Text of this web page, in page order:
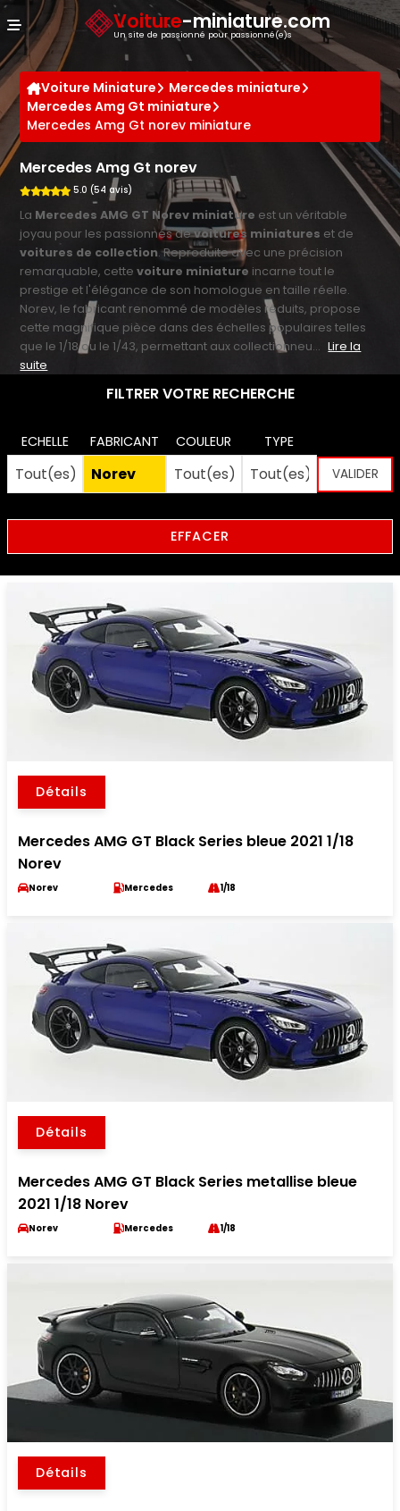
Voiture-miniature.com
Un site de passionné pour passionné(e)s
Voiture Miniature
Mercedes miniature
Mercedes Amg Gt miniature
Mercedes Amg Gt norev miniature
Mercedes Amg Gt norev
5.0 (54 avis)
La Mercedes AMG GT Norev miniature est un véritable
joyau pour les passionnés devoitures miniatures et de
voitures de collection. Reproduite avec une précision
remarquable, cettevoiture miniature incarne tout le
prestige et l'élégance de son homologue en taille réelle.
Norev, le fabricant renommé de modèles réduits, propose
cette magnifique pièce dans des échelles populaires telles
que le 1/18 ou le 1/43, permettant aux collectionneu... Lire la
suite
FILTRER VOTRE RECHERCHE
ECHELLE FABRICANT COULEUR TYPE
EFFACER
Détails
Mercedes AMG GT Black Series bleue 2021 1/18
Norev
Norev Mercedes 1/18
Détails
Mercedes AMG GT Black Series metallise bleue
2021 1/18 Norev
Norev Mercedes 1/18
Détails
Panneau de gestion des cookies